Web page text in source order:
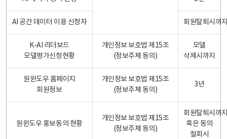
AI 공간 데이터 이용 신청자 회원탈퇴시까
K-AI 리더보드
모델평가신청현황
개인정보 보호법 제15조
(정보주체 동의)
모델
삭제시까지
원윈도우 홈페이지
회원정보
개인정보 보호법 제15조
(정보주체 동의)
3년
원윈도우 홍보동의 현황
개인정보 보호법 제15조
(정보주체 동의)
회원탈퇴시까
혹은 동의
철회시